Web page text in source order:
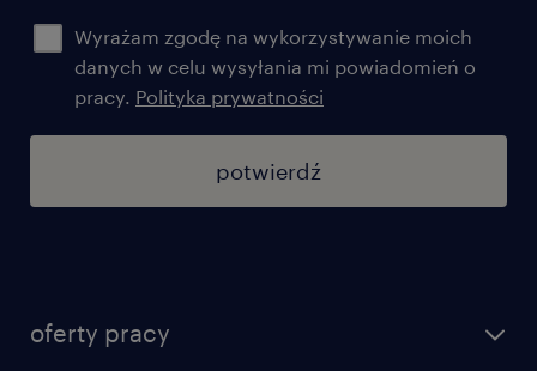
Wyrażam zgodę na wykorzystywanie moich
danych w celu wysyłania mi powiadomień o
pracy. Polityka prywatności
potwierdź
oferty pracy